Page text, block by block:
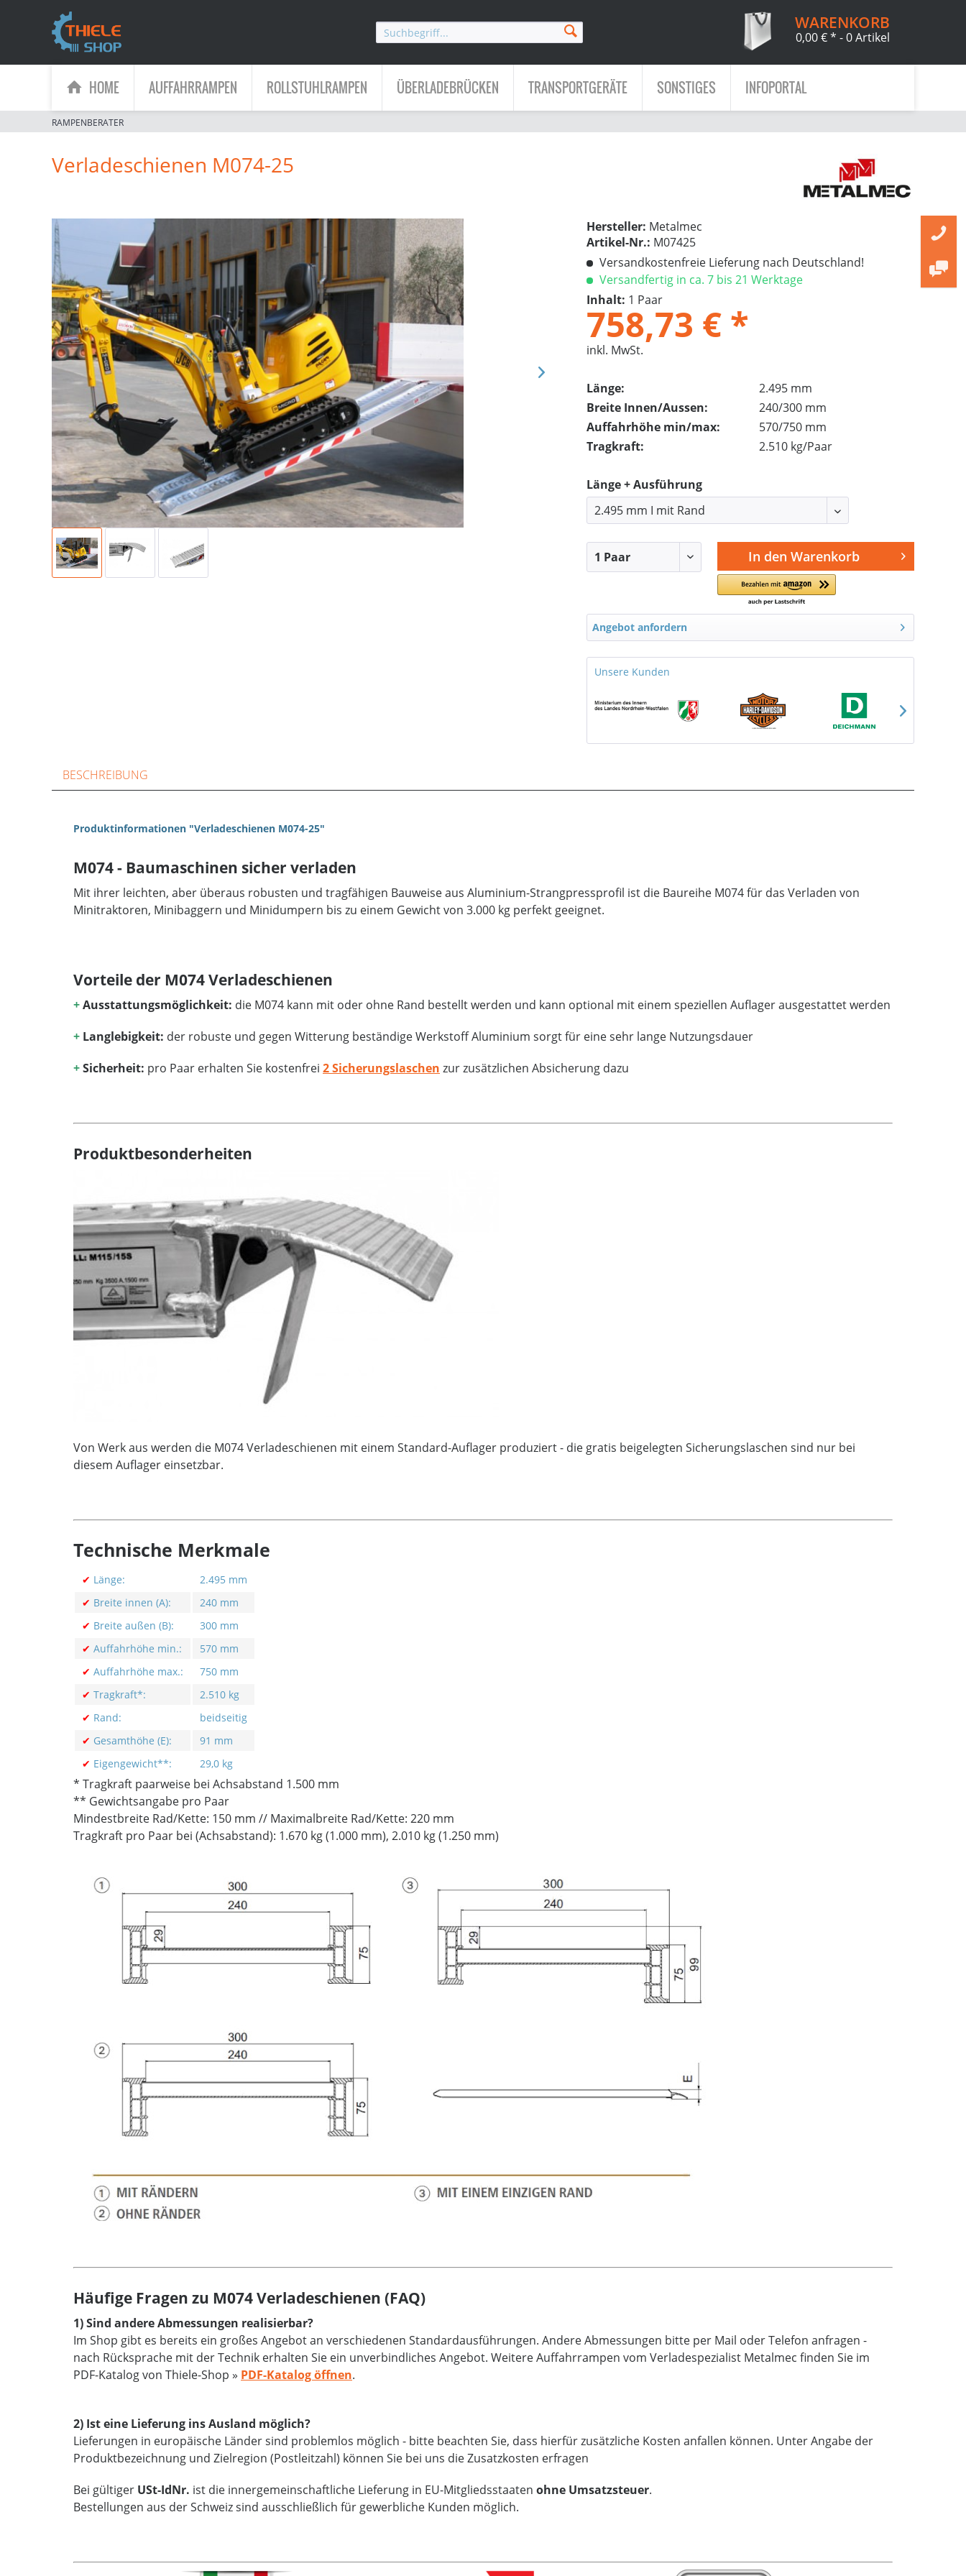
WARENKORB
0,00 € * - 0 Artikel
HOME AUFFAHRRAMPEN ROLLSTUHLRAMPEN ÜBERLADEBRÜCKEN TRANSPORTGERÄTE SONSTIGES INFOPORTAL
RAMPENBERATER
Verladeschienen M074-25
Hersteller: Metalmec
Artikel-Nr.: M07425
Versandkostenfreie Lieferung nach Deutschland!
Versandfertig in ca. 7 bis 21 Werktage
Inhalt: 1 Paar
758,73 € *
inkl. MwSt.
Länge:
2.495 mm
Breite Innen/Aussen:
240/300 mm
Auffahrhöhe min/max:
570/750 mm
Tragkraft:
2.510 kg/Paar
Länge + Ausführung
In den Warenkorb
Angebot anfordern
Unsere Kunden
BESCHREIBUNG
Produktinformationen "Verladeschienen M074-25"
M074 - Baumaschinen sicher verladen
Mit ihrer leichten, aber überaus robusten und tragfähigen Bauweise aus Aluminium-Strangpressprofil ist die Baureihe M074 für das Verladen von
Minitraktoren, Minibaggern und Minidumpern bis zu einem Gewicht von 3.000 kg perfekt geeignet.
Vorteile der M074 Verladeschienen
+Ausstattungsmöglichkeit: die M074 kann mit oder ohne Rand bestellt werden und kann optional mit einem speziellen Auflager ausgestattet werden
+ Langlebigkeit: der robuste und gegen Witterung beständige Werkstoff Aluminium sorgt für eine sehr lange Nutzungsdauer
+Sicherheit: pro Paar erhalten Sie kostenfrei 2 Sicherungslaschen zur zusätzlichen Absicherung dazu
Produktbesonderheiten
Von Werk aus werden die M074 Verladeschienen mit einem Standard-Auflager produziert - die gratis beigelegten Sicherungslaschen sind nur bei
diesem Auflager einsetzbar.
Technische Merkmale
✔ Länge:
2.495 mm
✔ Breite innen (A):
240 mm
✔ Breite außen (B):
300 mm
✔ Auffahrhöhe min.:
570 mm
✔ Auffahrhöhe max.:
750 mm
✔ Tragkraft*:
2.510 kg
✔ Rand:
beidseitig
✔ Gesamthöhe (E):
91 mm
✔ Eigengewicht**: 29,0 kg
* Tragkraft paarweise bei Achsabstand 1.500 mm
** Gewichtsangabe pro Paar
Mindestbreite Rad/Kette: 150 mm // Maximalbreite Rad/Kette: 220 mm
Tragkraft pro Paar bei (Achsabstand): 1.670 kg (1.000 mm), 2.010 kg (1.250 mm)
Häufige Fragen zu M074 Verladeschienen (FAQ)
1) Sind andere Abmessungen realisierbar?
Im Shop gibt es bereits ein großes Angebot an verschiedenen Standardausführungen. Andere Abmessungen bitte per Mail oder Telefon anfragen -
nach Rücksprache mit der Technik erhalten Sie ein unverbindliches Angebot. Weitere Auffahrrampen vom Verladespezialist Metalmec finden Sie im
PDF-Katalog von Thiele-Shop » PDF-Katalog öffnen.
2) Ist eine Lieferung ins Ausland möglich?
Lieferungen in europäische Länder sind problemlos möglich - bitte beachten Sie, dass hierfür zusätzliche Kosten anfallen können. Unter Angabe der
Produktbezeichnung und Zielregion (Postleitzahl) können Sie bei uns die Zusatzkosten erfragen
Bei gültiger USt-IdNr. ist die innergemeinschaftliche Lieferung in EU-Mitgliedsstaaten ohne Umsatzsteuer.
Bestellungen aus der Schweiz sind ausschließlich für gewerbliche Kunden möglich.